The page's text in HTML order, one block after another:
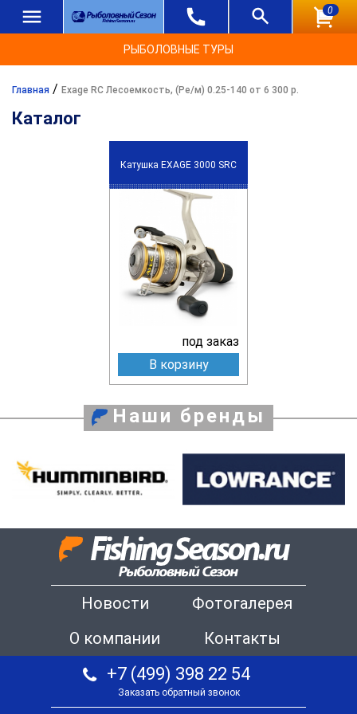
0
РЫБОЛОВНЫЕ ТУРЫ
Главная / Exage RC Лесоемкость, (Ре/м) 0.25-140 от 6 300 р.
Каталог
Катушка EXAGE 3000 SRC
под заказ
В корзину
Наши бренды
Новости
Фотогалерея
О компании
Контакты
+7 (499) 398 22 54
Заказать обратный звонок